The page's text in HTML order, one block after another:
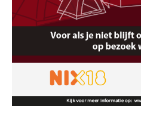
DAG TICKET –
Camping De